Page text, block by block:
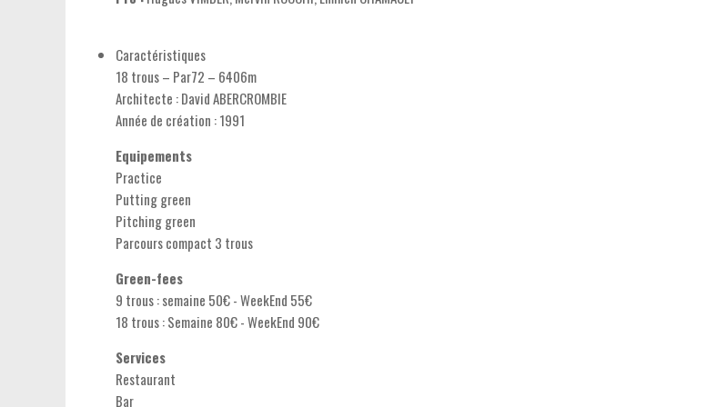
Caractéristiques
18 trous – Par72 – 6406m
Architecte : David ABERCROMBIE
Année de création : 1991
Equipements
Practice
Putting green
Pitching green
Parcours compact 3 trous
Green-fees
9 trous : semaine 50€ - WeekEnd 55€
18 trous : Semaine 80€ - WeekEnd 90€
Services
Restaurant
Bar